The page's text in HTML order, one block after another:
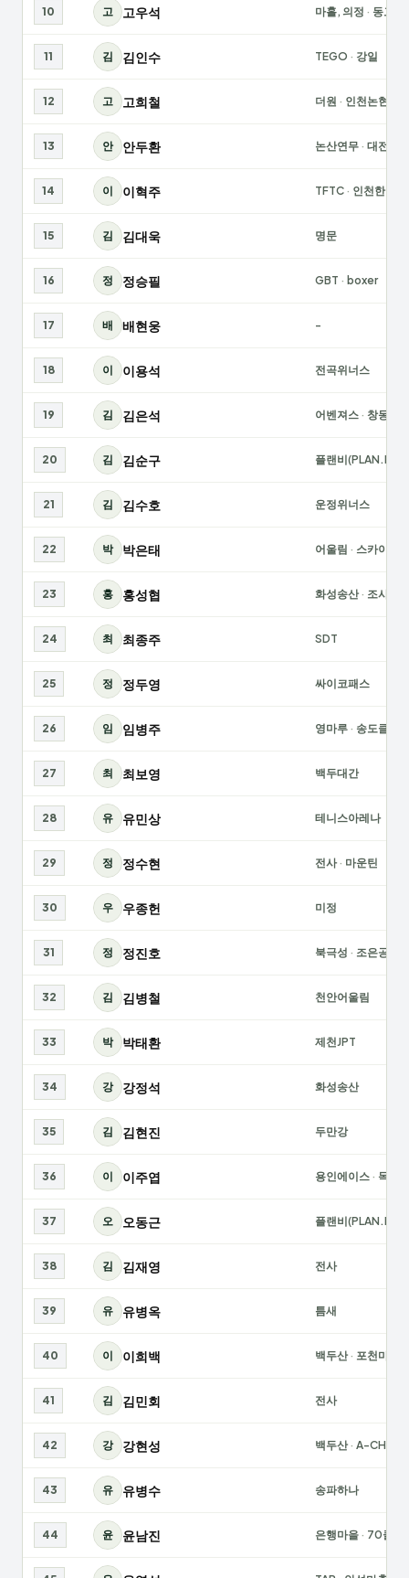
10 고 고우석 마홀, 의정 · 동고동
11 김 김인수 TEGO · 강일
12 고 고희철 더원 · 인천논현
13 안 안두환 논산연무 · 대전폭
14 이 이혁주 TFTC · 인천한결
15 김 김대욱 명문
16 정 정승필 GBT · boxer
17 배 배현웅 -
18 이 이용석 전곡위너스
19 김 김은석 어벤져스 · 창동레
20 김 김순구 플랜비(PLAN.B)
21 김 김수호 운정위너스
22 박 박은태 어울림 · 스카이팀
23 홍 홍성협 화성송산· 조사모
24 최 최종주 SDT
25 정 정두영 싸이코패스
26 임 임병주 영마루 · 송도클레
27 최 최보영 백두대간
28 유 유민상 테니스아레나
29 정 정수현 전사· 마운틴
30 우 우종헌 미정
31 정 정진호 북극성 · 조은공
32 김 김병철 천안어울림
33 박 박태환 제천JPT
34 강 강정석 화성송산
35 김 김현진 두만강
36 이 이주엽 용인에이스 · 목성
37 오 오동근 플랜비(PLAN.B)
38 김 김재영 전사
39 유 유병옥 틈새
40 이 이희백 백두산· 포천마홀
41 김 김민회 전사
42 강 강현성 백두산· A-
43 유 유병수 송파하나
44 윤 윤남진 은행마을 · 70클럽